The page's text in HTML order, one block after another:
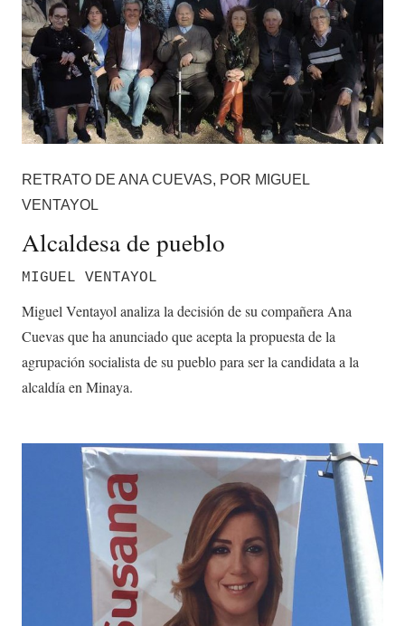
RETRATO DE ANA CUEVAS, POR MIGUEL
VENTAYOL
Alcaldesa de pueblo
MIGUEL VENTAYOL
Miguel Ventayol analiza la decisión de su compañera Ana
Cuevas que ha anunciado que acepta la propuesta de la
agrupación socialista de su pueblo para ser la candidata a la
alcaldía en Minaya.